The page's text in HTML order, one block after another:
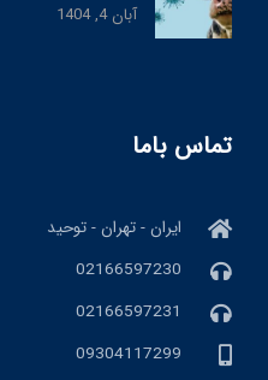
آبان 4, 1404
تماس باما
ایران - تهران - توحید
02166597230
02166597231
09304117299